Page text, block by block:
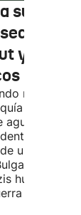
sus
y
nazis
más largo
histórica
agua ha
un mamut
y
hundidos
Mundial